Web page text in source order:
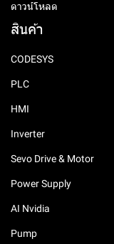
ดาวน์โหลด
สินค้า
CODESYS
PLC
HMI
Inverter
Sevo Drive & Motor
Power Supply
AI Nvidia
Pump